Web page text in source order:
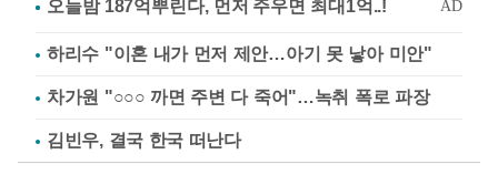
하리수 "이혼 내가 먼저 제안…아기 못 낳아 미안"
차가원 "○○○ 까면 주변 다 죽어"…녹취 폭로 파장
김빈우, 결국 한국 떠난다